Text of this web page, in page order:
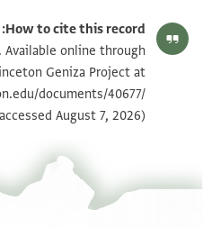
How to cite this record:
Available online through
Geniza Project at
documents/40677/
August 7, 2026).